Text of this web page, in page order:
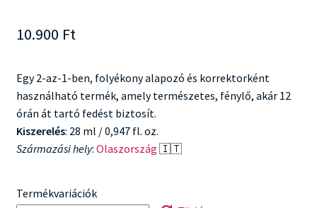
10.900 Ft
Egy 2-az-1-ben, folyékony alapozó és korrektorként
használható termék, amely természetes, fénylő, akár 12
órán át tartó fedést biztosít.
Kiszerelés: 28 ml / 0,947 fl. oz.
Származási hely: Olaszország 🇮🇹
Termékvariációk